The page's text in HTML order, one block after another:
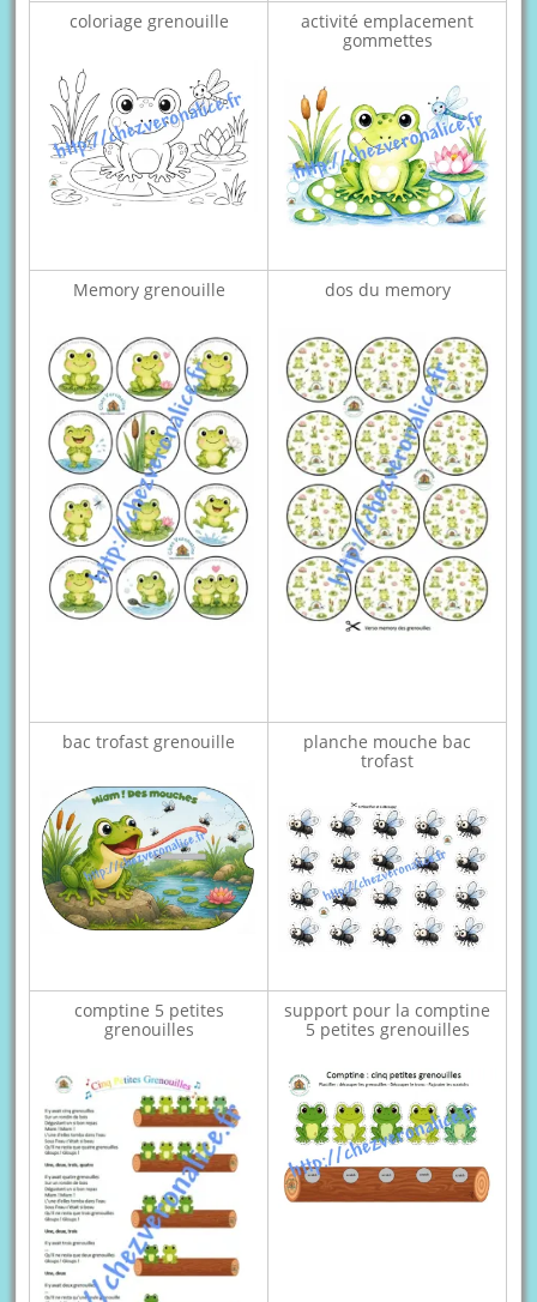
coloriage grenouille
activité emplacement
gommettes
Memory grenouille dos du memory
bac trofast grenouille
planche mouche bac
trofast
comptine 5 petites
grenouilles
support pour la comptine
5 petites grenouilles